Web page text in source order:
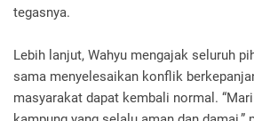
tegasnya.
Lebih lanjut, Wahyu mengajak seluruh
sama menyelesaikan konflik
masyarakat dapat kembali normal.